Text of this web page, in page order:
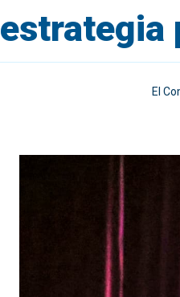
estrategia
El